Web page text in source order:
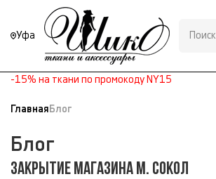
Уфа
-15% на ткани по промокоду NY15
Главная Блог
Блог
ЗАКРЫТИЕ МАГАЗИНА М. СОКОЛ